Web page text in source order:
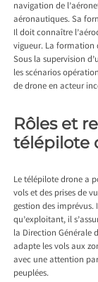
navigation de
aéronautiques. Sa
Il doit connaître
vigueur. La formation
Sous la supervision
les scénarios
de drone en acteur
Rôles et
télépilote
Le télépilote drone a
vols et des prises de
gestion des imprévus.
qu’exploitant, il
la Direction Générale
adapte les vols aux
avec une attention
peuplées.